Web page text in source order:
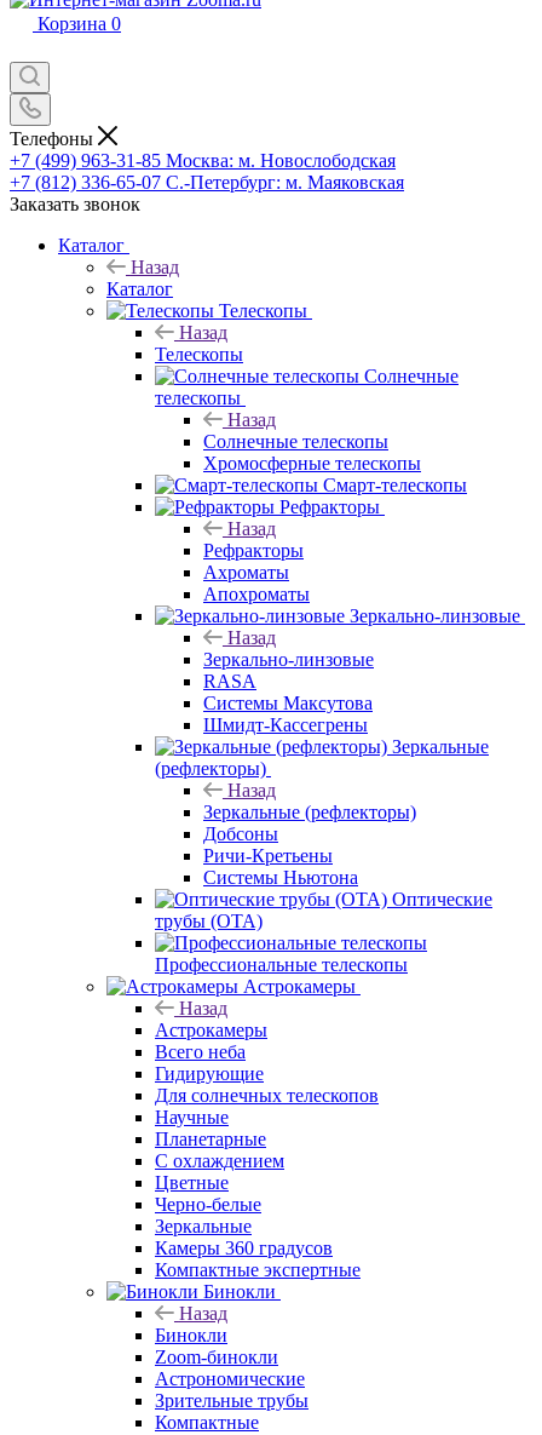
Корзина 0
Телефоны
+7 (499) 963-31-85 Москва: м. Новослободская
+7 (812) 336-65-07 С.-Петербург: м. Маяковская
Заказать звонок
Каталог
Назад
Каталог
Телескопы
Назад
Телескопы
Солнечные
телескопы
Назад
Солнечные телескопы
Хромосферные телескопы
Смарт-телескопы
Рефракторы
Назад
Рефракторы
Ахроматы
Апохроматы
Зеркально-линзовые
Назад
Зеркально-линзовые
RASA
Системы Максутова
Шмидт-Кассегрены
Зеркальные
(рефлекторы)
Назад
Зеркальные (рефлекторы)
Добсоны
Ричи-Кретьены
Системы Ньютона
Оптические
трубы (OTA)
Профессиональные телескопы
Астрокамеры
Назад
Астрокамеры
Всего неба
Гидирующие
Для солнечных телескопов
Научные
Планетарные
С охлаждением
Цветные
Черно-белые
Зеркальные
Камеры 360 градусов
Компактные экспертные
Бинокли
Назад
Бинокли
Zoom-бинокли
Астрономические
Зрительные трубы
Компактные